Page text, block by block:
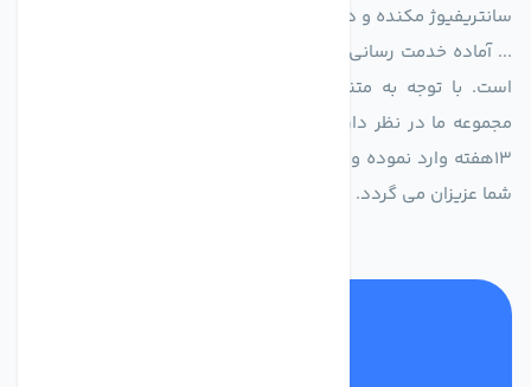
سانتریفیوژ مکنده و دمنده آکسیال، سقفی، بین کانالی، مرغداری و
... آماده خدمت رسانی به شرکت های تولیدی، صنعتی و ساختمانی
است. با توجه به متنوع بودن فن های تولیدی کمپانی اروپایی
مجموعه ما در نظر دارد کالاهای تخصصی شما عزیزان رو در صرف
13هفته وارد نموده و این عمر باعث صرفه جویی در هزینه و زمان
شما عزیزان می گردد.